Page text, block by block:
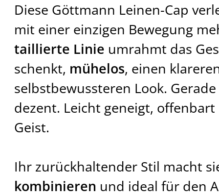
Diese Göttmann Leinen-Cap
mit einer einzigen Bewegung
taillierte Linie umrahmt das
schenkt, mühelos, einen
selbstbewussteren Look.
dezent. Leicht geneigt,
Geist.
Ihr zurückhaltender Stil macht
kombinieren und ideal für den